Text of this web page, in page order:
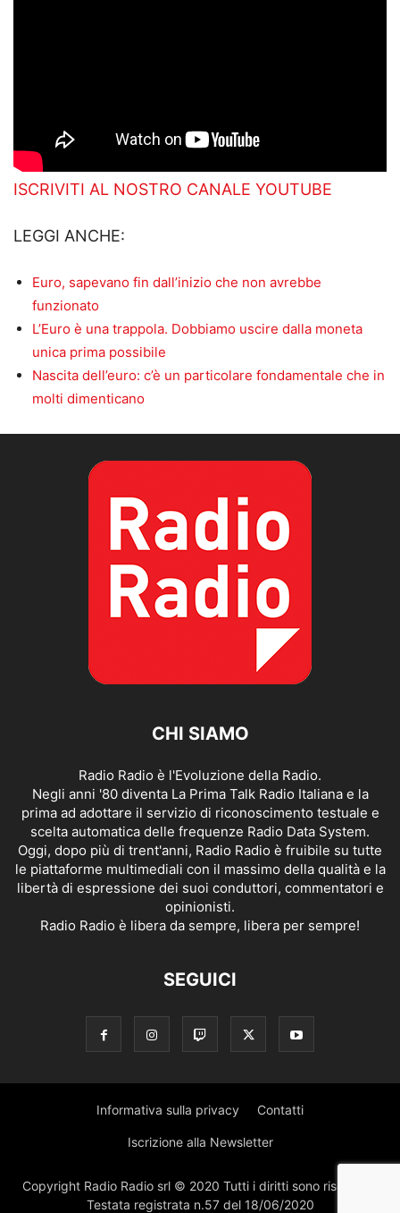
ISCRIVITI AL NOSTRO CANALE YOUTUBE
LEGGI ANCHE:
Euro, sapevano fin dall’inizio che non avrebbe
funzionato
L’Euro è una trappola. Dobbiamo uscire dalla moneta
unica prima possibile
Nascita dell’euro: c’è un particolare fondamentale che in
molti dimenticano
CHI SIAMO
Radio Radio è l'Evoluzione della Radio.
Negli anni '80 diventa La Prima Talk Radio Italiana e la
prima ad adottare il servizio di riconoscimento testuale e
scelta automatica delle frequenze Radio Data System.
Oggi, dopo più di trent'anni, Radio Radio è fruibile su tutte
le piattaforme multimediali con il massimo della qualità e la
libertà di espressione dei suoi conduttori, commentatori e
opinionisti.
Radio Radio è libera da sempre, libera per sempre!
SEGUICI
Informativa sulla privacy Contatti
Iscrizione alla Newsletter
Copyright Radio Radio srl © 2020 Tutti i diritti sono riservati |
Testata registrata n.57 del 18/06/2020